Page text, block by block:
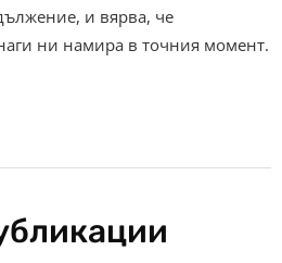
и вярва, че
ни намира в точния момент.